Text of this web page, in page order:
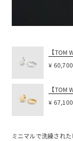
【TOM
¥
【TOM
¥
ミニマルで洗練された